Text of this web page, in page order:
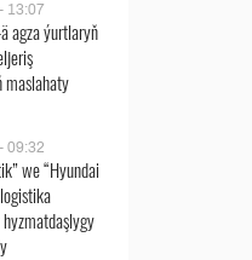
13:07
agza ýurtlaryň
maslahaty
09:32
we “Hyundai